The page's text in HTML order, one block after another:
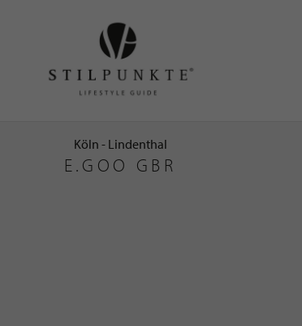
E.GOO GBR
Köln - Lindenthal